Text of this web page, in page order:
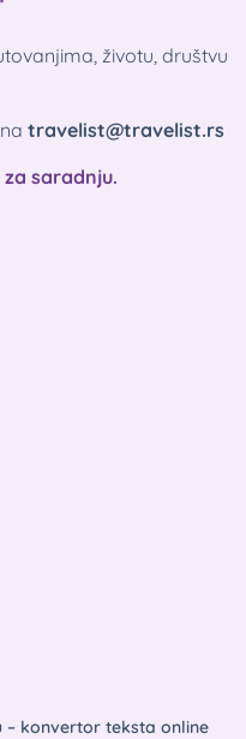
životu, društvu
travelist@travelist.rs
saradnju.
– konvertor teksta online